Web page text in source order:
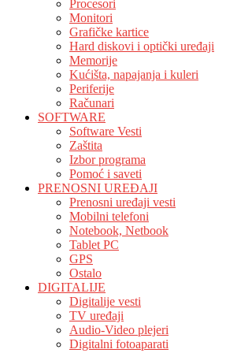
Procesori
Monitori
Grafičke kartice
Hard diskovi i optički uređaji
Memorije
Kućišta, napajanja i kuleri
Periferije
Računari
SOFTWARE
Software Vesti
Zaštita
Izbor programa
Pomoć i saveti
PRENOSNI UREĐAJI
Prenosni uređaji vesti
Mobilni telefoni
Notebook, Netbook
Tablet PC
GPS
Ostalo
DIGITALIJE
Digitalije vesti
TV uređaji
Audio-Video plejeri
Digitalni fotoaparati